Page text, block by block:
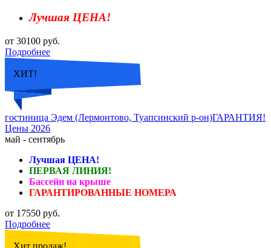
Лучшая ЦЕНА!
от 30100 руб.
Подробнее
ХИТ!
гостиница Эдем (Лермонтово, Туапсинский р-он)ГАРАНТИЯ!
Цены 2026
май - сентябрь
Лучшая ЦЕНА!
ПЕРВАЯ ЛИНИЯ!
Бассейн на крыше
ГАРАНТИРОВАННЫЕ НОМЕРА
от 17550 руб.
Подробнее